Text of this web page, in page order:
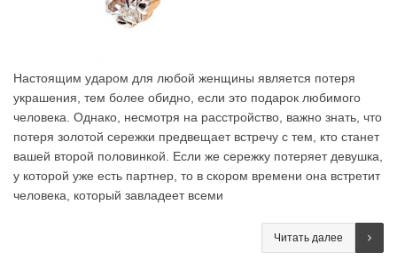
Настоящим ударом для любой женщины является потеря
украшения, тем более обидно, если это подарок любимого
человека. Однако, несмотря на расстройство, важно знать, что
потеря золотой сережки предвещает встречу с тем, кто станет
вашей второй половинкой. Если же сережку потеряет девушка,
у которой уже есть партнер, то в скором времени она встретит
человека, который завладеет всеми
Читать далее